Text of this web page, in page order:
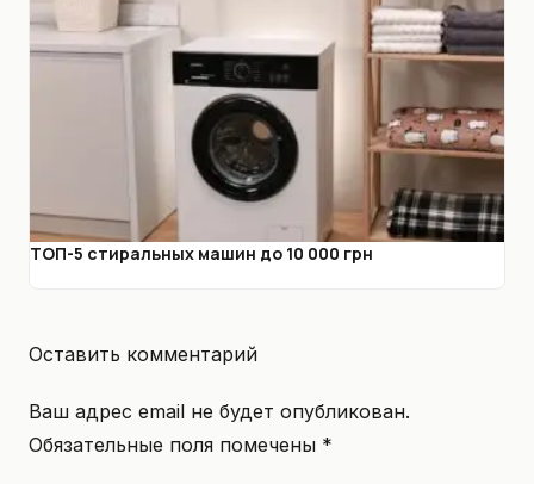
ТОП-5 стиральных машин до 10 000 грн
Оставить комментарий
Ваш адрес email не будет опубликован.
Обязательные поля помечены *